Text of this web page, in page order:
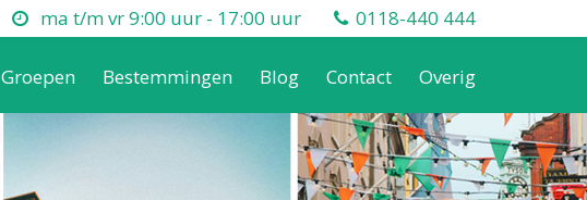
ma t/m vr 9:00 uur - 17:00 uur 0118-440 444
Groepen Bestemmingen Blog Contact Overig